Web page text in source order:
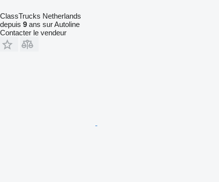
ClassTrucks Netherlands
depuis 9 ans sur Autoline
Contacter le vendeur